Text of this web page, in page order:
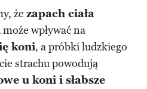
że zapach ciała
może wpływać na
koni, a próbki ludzkiego
strachu powodują
u koni i słabsze